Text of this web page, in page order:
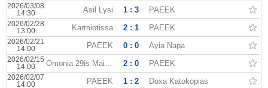
2026/03/08
14:30
Asil Lysi 1 : 3 PAEEK
2026/02/28
13:00
Karmiotissa 2 : 1 PAEEK
2026/02/21
14:00
PAEEK 0 : 0 Ayia Napa
2026/02/15
14:00
Omonia 29is Maiou 2 : 0 PAEEK
2026/02/07
14:00
PAEEK 1 : 2 Doxa Katokopias